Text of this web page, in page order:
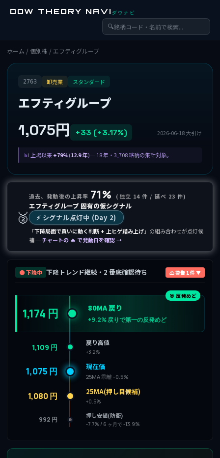
DOW THEORY NAVI ダウナビ
🔍
ホーム /個別株 / エフティグループ
2763 卸売業 スタンダード
エフティグループ
1,075円 +33 (+3.17%) 2026-06-18 大引け
上場以来+79%(12.9 年)─ 18 年・3,708 銘柄の集計対象。
🥈
過去、発動後の上昇率 71% (独立 14 件 / 延べ 23 件)
エフティグループ 固有の仮シグナル
⚡️ シグナル点灯中 (Day 2)
「下降局面で買いに動く判断 + 上ヒゲ踏み上げ」の組み合わせが点灯候
補 ─チャートの 🔥 で発動日を確認 →
🟤 下降中 下降トレンド継続・2 番底確認待ち ⚠ 警告 1 件 ▼
🎯 反発めど
1,174 円 80MA 戻り
+9.2% 戻りで第一の反発めど
1,109 円 戻り高値
+3.2%
1,075 円 現在価
25MA 乖離 -0.5%
1,080 円 25MA(押し目候補)
+0.5%
992 円 押し安値(防衛)
-7.7% / 6 ヶ月で -13.9%